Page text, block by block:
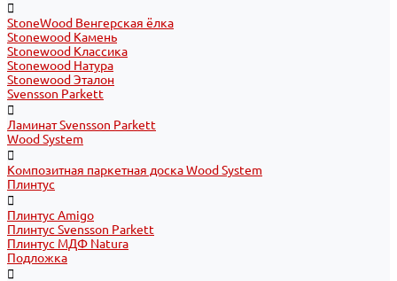
StoneWood Венгерская ёлка
Stonewood Камень
Stonewood Классика
Stonewood Натура
Stonewood Эталон
Svensson Parkett
Ламинат Svensson Parkett
Wood System
Композитная паркетная доска Wood System
Плинтус
Плинтус Amigo
Плинтус Svensson Parkett
Плинтус МДФ Natura
Подложка